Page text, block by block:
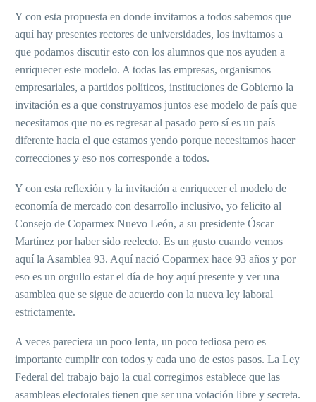
Y con esta propuesta en donde invitamos a todos sabemos que
aquí hay presentes rectores de universidades, los invitamos a
que podamos discutir esto con los alumnos que nos ayuden a
enriquecer este modelo. A todas las empresas, organismos
empresariales, a partidos políticos, instituciones de Gobierno la
invitación es a que construyamos juntos ese modelo de país que
necesitamos que no es regresar al pasado pero sí es un país
diferente hacia el que estamos yendo porque necesitamos hacer
correcciones y eso nos corresponde a todos.
Y con esta reflexión y la invitación a enriquecer el modelo de
economía de mercado con desarrollo inclusivo, yo felicito al
Consejo de Coparmex Nuevo León, a su presidente Óscar
Martínez por haber sido reelecto. Es un gusto cuando vemos
aquí la Asamblea 93. Aquí nació Coparmex hace 93 años y por
eso es un orgullo estar el día de hoy aquí presente y ver una
asamblea que se sigue de acuerdo con la nueva ley laboral
estrictamente.
A veces pareciera un poco lenta, un poco tediosa pero es
importante cumplir con todos y cada uno de estos pasos. La Ley
Federal del trabajo bajo la cual corregimos establece que las
asambleas electorales tienen que ser una votación libre y secreta.